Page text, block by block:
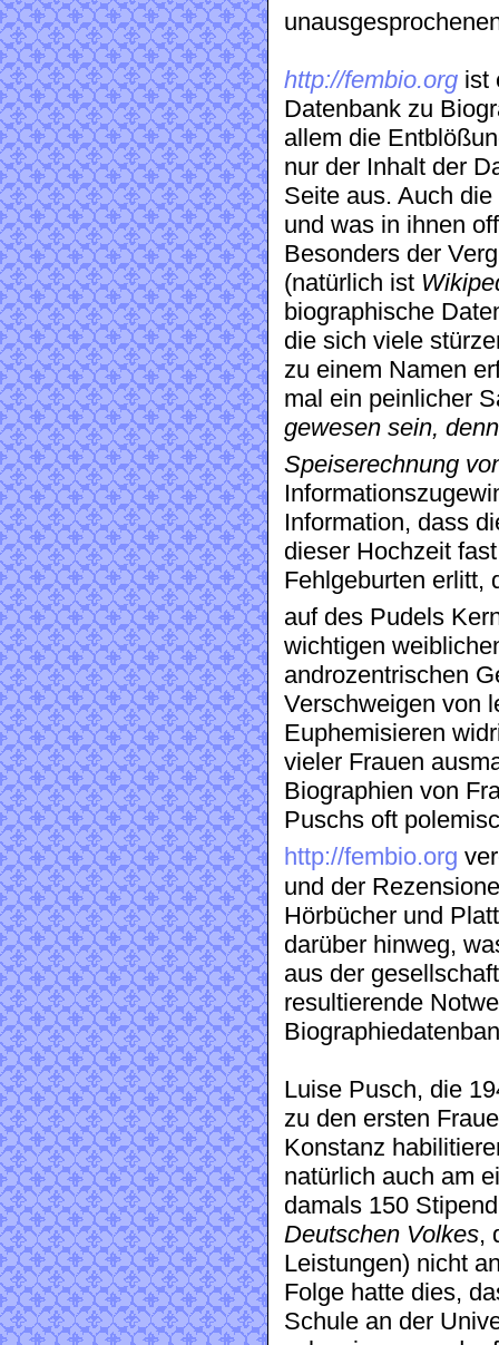
http://fembio.org ist
Datenbank zu
allem die
nur der Inhalt der
Seite aus. Auch
und was in ihnen
Besonders der
(natürlich ist
biographische
die sich viele
zu einem Namen
mal ein peinlicher
gewesen sein,
Speiserechnung
Information, dass
dieser Hochzeit
Fehlgeburten erlitt,
auf des Pudels
wichtigen
androzentrischen
Verschweigen von
Euphemisieren
vieler Frauen
Biographien von
Puschs oft
http://fembio.org
und der
Hörbücher und
darüber hinweg,
aus der
resultierende
Luise Pusch, die
zu den ersten
Konstanz
natürlich auch am
damals 150
Deutschen Volkes,
Leistungen) nicht
Folge hatte dies,
Schule an der